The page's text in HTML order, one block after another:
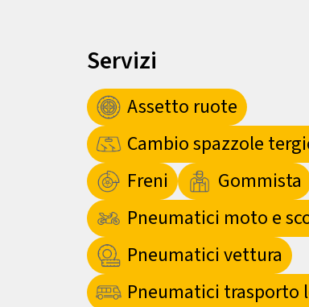
Servizi
Assetto ruote
Cambio spazzole
Freni
Gommista
Pneumatici moto e
Pneumatici vettura
Pneumatici trasporto